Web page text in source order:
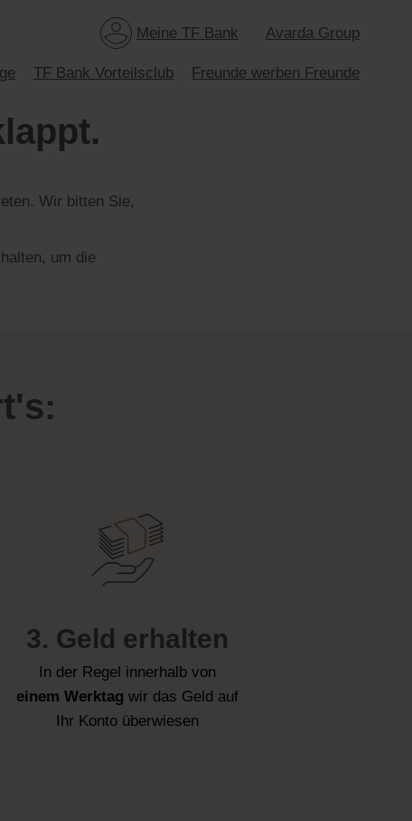
TF Bank Vorteilsclub Freunde werben Freunde
Meine TF Bank Avarda Group
Wir bitten Sie,
um die
3. Geld erhalten
In der Regel innerhalb von
einem Werktag wir das Geld auf
Ihr Konto überwiesen